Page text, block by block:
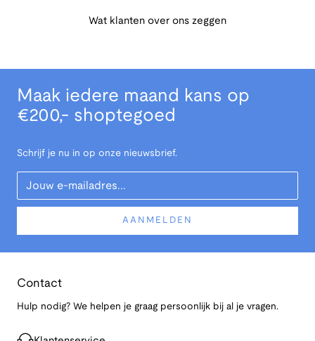
Wat klanten over ons zeggen
Maak iedere maand kans op
€200,- shoptegoed
Schrijf je nu in op onze nieuwsbrief.
Your Email
AANMELDEN
Contact
Hulp nodig? We helpen je graag persoonlijk bij al je vragen.